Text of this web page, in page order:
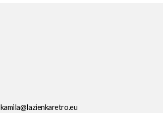
kamila@lazienkaretro.eu